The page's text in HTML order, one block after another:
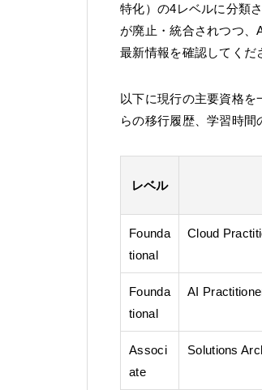
特化）の4レベルに分類
が廃止・統合されつつ
最新情報を確認してくだ
以下に現行の主要資格
らの移行履歴、学習時間
レベル
Founda
tional
Cloud
Founda
tional
AI
Associ
ate
Solutions